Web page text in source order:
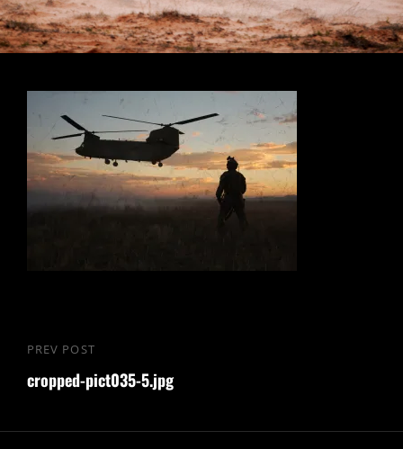
Nawigacja
wpisu
Previous
Post
PREV POST
cropped-pict035-5.jpg